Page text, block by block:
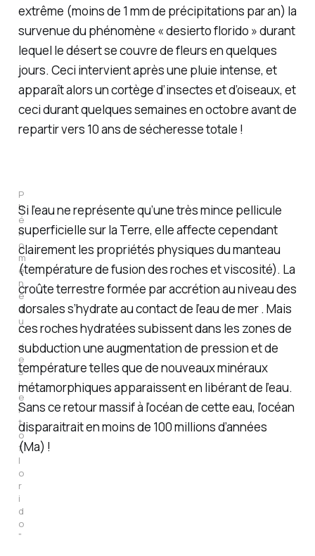
extrême (moins de 1 mm de précipitations par an) la
survenue du phénomène «desierto florido » durant
lequel le désert se couvre de fleurs en quelques
jours. Ceci intervient après une pluie intense, et
apparaît alors un cortège d’insectes et d’oiseaux, et
ceci durant quelques semaines en octobre avant de
repartir vers 10 ans de sécheresse totale !
P
h
é
n
o
m
è
n
e
d
u
"
d
e
s
i
e
r
t
o
f
l
o
r
i
d
o
"
Si l’eau ne représente qu’une très mince pellicule
superficielle sur la Terre, elle affecte cependant
clairement les propriétés physiques du manteau
(température de fusion des roches et viscosité). La
croûte terrestre formée par accrétion au niveau des
dorsales s’hydrate au contact de l’eau de mer . Mais
ces roches hydratées subissent dans les zones de
subduction une augmentation de pression et de
température telles que de nouveaux minéraux
métamorphiques apparaissent en libérant de l’eau.
Sans ce retour massif à l’océan de cette eau, l’océan
disparaitrait en moins de 100 millions d’années
(Ma) !